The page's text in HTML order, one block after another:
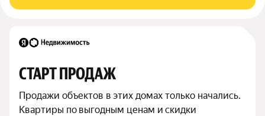
СТАРТ ПРОДАЖ
Продажи объектов в этих домах только начались.
Квартиры по выгодным ценам и скидки